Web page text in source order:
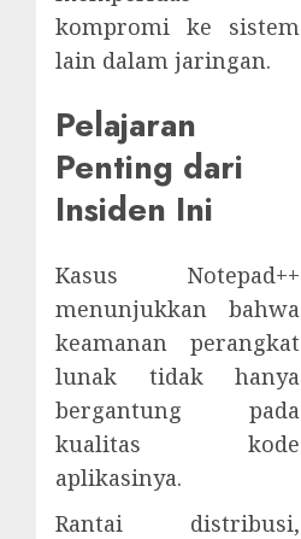
kompromi ke sistem
lain dalam jaringan.
Pelajaran
Penting dari
Insiden Ini
Kasus Notepad++
menunjukkan bahwa
keamanan perangkat
lunak tidak hanya
bergantung pada
kualitas kode
aplikasinya.
Rantai distribusi,